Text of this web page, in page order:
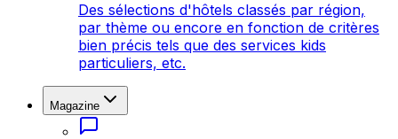
Des sélections d'hôtels classés par région,
par thème ou encore en fonction de critères
bien précis tels que des services kids
particuliers, etc.
Magazine